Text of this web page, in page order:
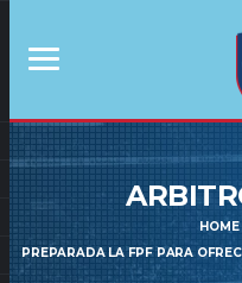
HOME
PREPARADA LA FPF PARA